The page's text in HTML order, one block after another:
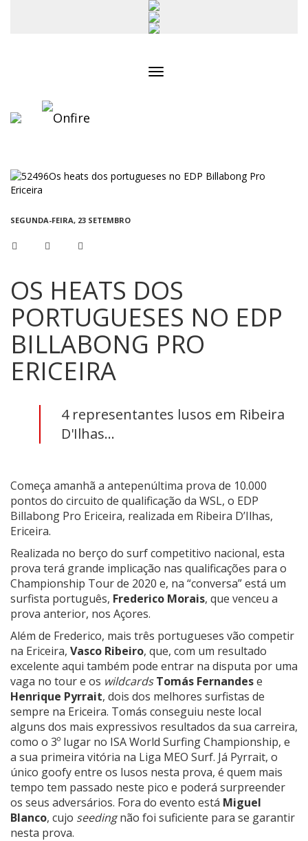
SEGUNDA-FEIRA, 23 SETEMBRO
OS HEATS DOS
PORTUGUESES NO EDP
BILLABONG PRO
ERICEIRA
4 representantes lusos em Ribeira
D'Ilhas...
Começa amanhã a antepenúltima prova de 10.000
pontos do circuito de qualificação da WSL, o EDP
Billabong Pro Ericeira, realizada em Ribeira D’Ilhas,
Ericeira.
Realizada no berço do surf competitivo nacional, esta
prova terá grande implicação nas qualificações para o
Championship Tour de 2020 e, na “conversa” está um
surfista português, Frederico Morais, que venceu a
prova anterior, nos Açores.
Além de Frederico, mais três portugueses vão competir
na Ericeira, Vasco Ribeiro, que, com um resultado
excelente aqui também pode entrar na disputa por uma
vaga no tour e os wildcards Tomás Fernandese
Henrique Pyrrait, dois dos melhores surfistas de
sempre na Ericeira. Tomás conseguiu neste local
alguns dos mais expressivos resultados da sua carreira,
como o 3º lugar no ISA World Surfing Championship, e
a sua primeira vitória na Liga MEO Surf. Já Pyrrait, o
único goofy entre os lusos nesta prova, é quem mais
tempo tem passado neste pico e poderá surpreender
os seus adversários. Fora do evento está Miguel
Blanco, cujo seedingnão foi suficiente para se garantir
nesta prova.